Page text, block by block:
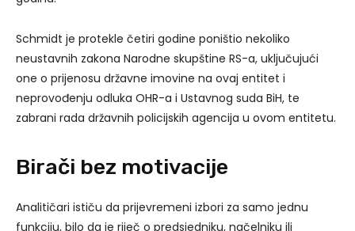
Schmidt je protekle četiri godine poništio nekoliko
neustavnih zakona Narodne skupštine RS-a, uključujući
one o prijenosu državne imovine na ovaj entitet i
neprovođenju odluka OHR-a i Ustavnog suda BiH, te
zabrani rada državnih policijskih agencija u ovom entitetu.
Birači bez motivacije
Analitičari ističu da prijevremeni izbori za samo jednu
funkciju, bilo da je riječ o predsjedniku, načelniku ili